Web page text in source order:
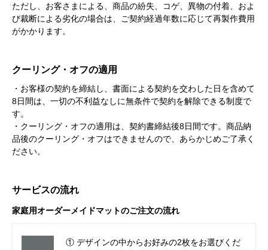
ただし、お客さまによる、商品の紛失、コゲ、異物の付着、およ
び裁断による劣化の場合は、ご契約経過年数に応じて再製作費用
がかかります。
クーリング・オフの適用
・お客様の契約を締結し、書面による契約を交わした日を含めて
8日間は、一切の不利益なしに無条件で契約を解除できる制度で
す。
・クーリング・オフの適用は、契約書締結後8日間です。商品納
品後のクーリング・オフはできませんので、あらかじめご了承く
ださい。
サービスの流れ
家庭用オーダーメイドマットのご注文の流れ
① デザインの中からお好みの2枚をお選びくだ